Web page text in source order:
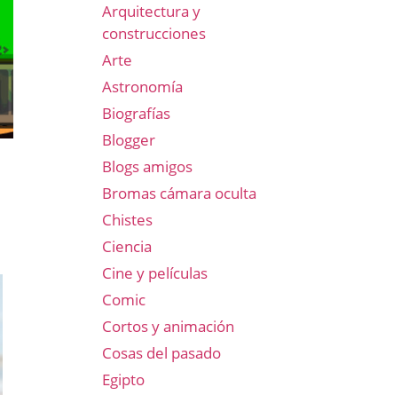
Arquitectura y
construcciones
Arte
Astronomía
Biografías
Blogger
Blogs amigos
Bromas cámara oculta
Chistes
Ciencia
Cine y películas
Comic
Cortos y animación
Cosas del pasado
Egipto